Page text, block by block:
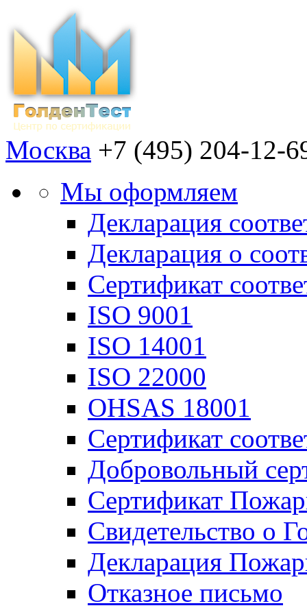
Москва +7 (495) 204-12-
Мы оформляем
Декларация
Декларация о
Сертификат
ISO 9001
ISO 14001
ISO 22000
OHSAS 18001
Сертификат
Добровольный
Сертификат
Свидетельство о
Декларация
Отказное письмо